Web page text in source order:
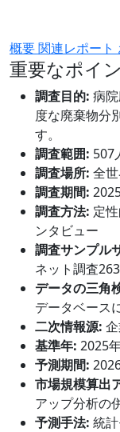
概要関連レポート
重要なポイ
調査目的: 病
度な廃棄物分
す。
調査範囲: 507
調査場所: 全
調査期間:
調査方法: 定
ンタビュー
調査サンプル
ネット調査
データの三角
データベース
二次情報源:
基準年: 2025
予測期間:
市場規模算出
アップ分析の
予測手法: 統